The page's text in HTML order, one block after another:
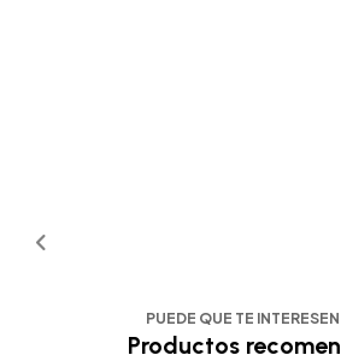
PUEDE QUE TE
Productos